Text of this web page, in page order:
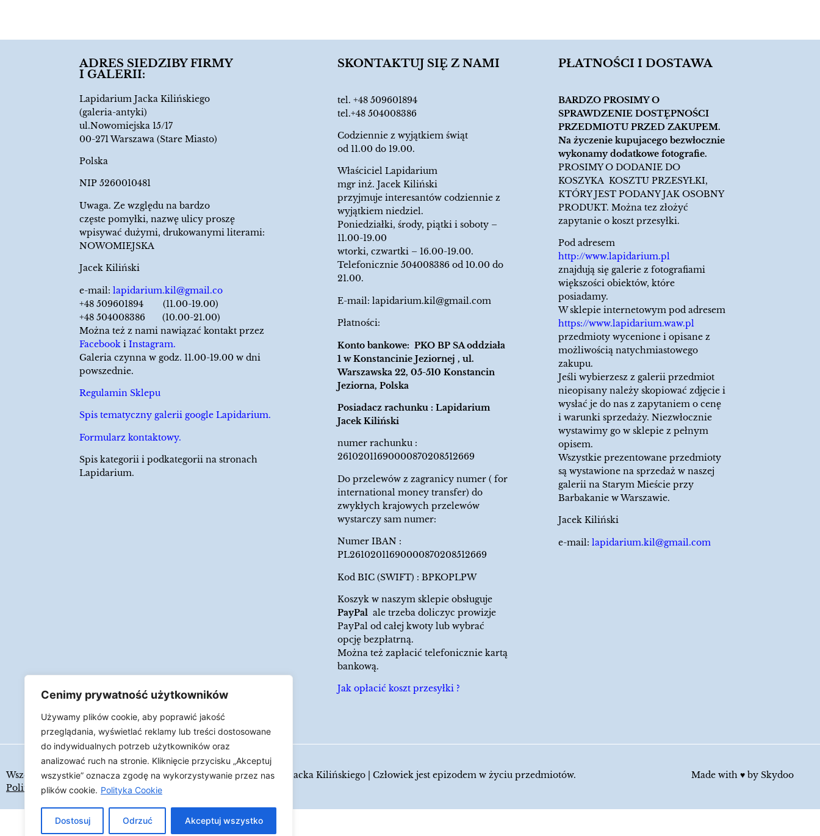
Cenimy prywatność użytkowników
Używamy plików cookie, aby poprawić jakość
przeglądania, wyświetlać reklamy lub treści dostosowane
do indywidualnych potrzeb użytkowników oraz
analizować ruch na stronie. Kliknięcie przycisku „Akceptuj
wszystkie” oznacza zgodę na wykorzystywanie przez nas
plików cookie. Polityka Cookie
Dostosuj Odrzuć Akceptuj wszystko
ADRES SIEDZIBY FIRMY
I GALERII:
Lapidarium Jacka Kilińskiego
(galeria-antyki)
ul.Nowomiejska 15/17
00-271 Warszawa (Stare Miasto)
Polska
NIP 5260010481
Uwaga. Ze względu na bardzo
częste pomyłki, nazwę ulicy proszę
wpisywać dużymi, drukowanymi literami:
NOWOMIEJSKA
Jacek Kiliński
e-mail: lapidarium.kil@gmail.co
+48 509601894 (11.00-19.00)
+48 504008386 (10.00-21.00)
Można też z nami nawiązać kontakt przez
Facebook i Instagram.
Galeria czynna w godz. 11.00-19.00 w dni
powszednie.
Regulamin Sklepu
Spis tematyczny galerii google Lapidarium.
Formularz kontaktowy.
Spis kategorii i podkategorii na stronach
Lapidarium.
SKONTAKTUJ SIĘ Z NAMI
tel.+48 509601894
tel.+48 504008386
Codziennie z wyjątkiem świąt
od 11.00 do 19.00.
Właściciel Lapidarium
mgr inż. Jacek Kiliński
przyjmuje interesantów codziennie z
wyjątkiem niedziel.
Poniedziałki, środy, piątki i soboty –
11.00-19.00
wtorki, czwartki – 16.00-19.00.
Telefonicznie 504008386 od 10.00 do
21.00.
E-mail:lapidarium.kil@gmail.com
Płatności:
Konto bankowe: PKO BP SA oddziała
1 w Konstancinie Jeziornej , ul.
Warszawska 22, 05-510 Konstancin
Jeziorna, Polska
Posiadacz rachunku : Lapidarium
Jacek Kiliński
numer rachunku :
26102011690000870208512669
Do przelewów z zagranicy numer ( for
international money transfer) do
zwykłych krajowych przelewów
wystarczy sam numer:
Numer IBAN :
PL26102011690000870208512669
Kod BIC (SWIFT) : BPKOPLPW
Koszyk w naszym sklepie obsługuje
PayPal ale trzeba doliczyc prowizje
PayPal od całej kwoty lub wybrać
opcję bezpłatrną.
Można też zapłacić telefonicznie kartą
bankową.
Jak opłacić koszt przesyłki ?
PŁATNOŚCI I DOSTAWA
BARDZO PROSIMY O
SPRAWDZENIE DOSTĘPNOŚCI
PRZEDMIOTU PRZED ZAKUPEM.
Na życzenie kupujacego bezwłocznie
wykonamy dodatkowe fotografie.
PROSIMY O DODANIE DO
KOSZYKA KOSZTU PRZESYŁKI,
KTÓRY JEST PODANY JAK OSOBNY
PRODUKT. Można tez złożyć
zapytanie o koszt przesyłki.
Pod adresem
http://www.lapidarium.pl
znajdują się galerie z fotografiami
większości obiektów, które
posiadamy.
W sklepie internetowym pod adresem
https://www.lapidarium.waw.pl
przedmioty wycenione i opisane z
możliwością natychmiastowego
zakupu.
Jeśli wybierzesz z galerii przedmiot
nieopisany należy skopiować zdjęcie i
wysłać je do nas z zapytaniem o cenę
i warunki sprzedaży. Niezwłocznie
wystawimy go w sklepie z pełnym
opisem.
Wszystkie prezentowane przedmioty
są wystawione na sprzedaż w naszej
galerii na Starym Mieście przy
Barbakanie w Warszawie.
Jacek Kiliński
e-mail: lapidarium.kil@gmail.com
Wszelkie prawa zastrzeżone
Polityka Cookies
LAPIDARIUM Jacka Kilińskiego | Człowiek jest epizodem w życiu przedmiotów. Made with ♥︎ bySkydoo